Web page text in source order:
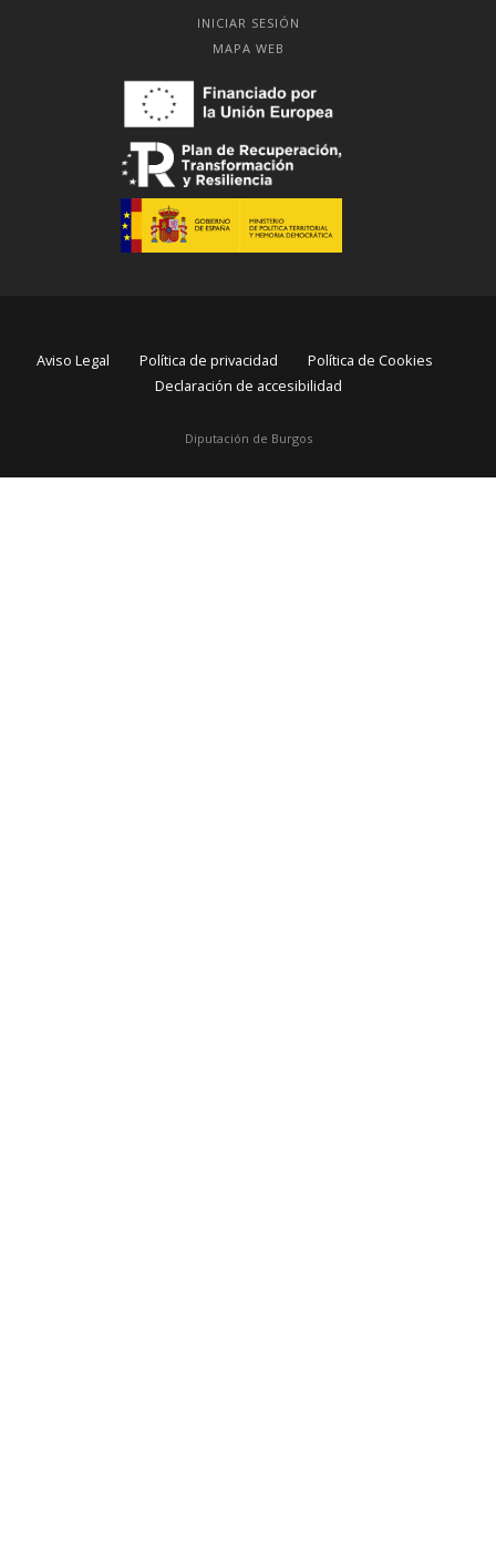
INICIAR SESIÓN
MAPA WEB
Diputación de Burgos
Aviso Legal Política de privacidad
Política de Cookies
Declaración de accesibilidad